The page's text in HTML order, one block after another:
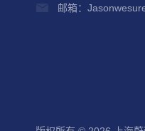
邮箱：